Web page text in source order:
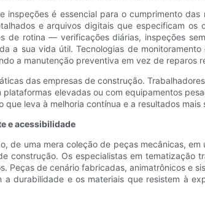
inspeções é essencial para o cumprimento
e arquivos digitais que especificam
de rotina — verificações diárias, inspeções
a sua vida útil. Tecnologias de
a manutenção preventiva em vez de reparos
das empresas de construção.
elevadas ou com equipamentos
que leva à melhoria contínua e a resultados
e acessibilidade
de uma mera coleção de peças mecânicas,
construção. Os especialistas em tematização
Peças de cenário fabricadas, animatrônicos e
a durabilidade e os materiais que resistem à